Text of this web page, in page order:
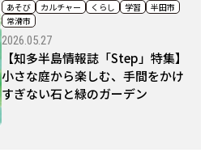
【知多半島情報誌「Step」特集】
小さな庭から楽しむ、手間をかけ
すぎない石と緑のガーデン
あそび カルチャー くらし 学習
半田市
常滑市
2026.05.27